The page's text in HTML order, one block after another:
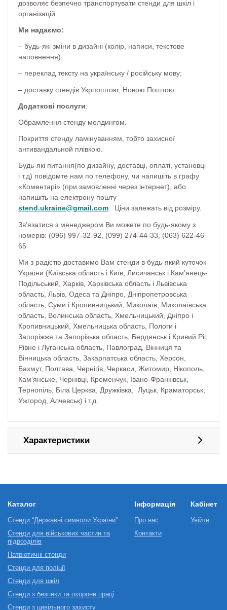
дозволяє безпечно транспортувати стенди для шкіл і
організацій.
Ми надаємо:
– будь-які зміни в дизайні (колір, написи, текстове
наповнення);
– переклад тексту на українську / російську мову;
– доставку стендів Укрпоштою, Новою Поштою.
Додаткові послуги:
Обрамлення стенду молдингом.
Покриття стенду ламінуванням, тобто захисної
антивандальной плівкою.
Будь-які питання(по дизайну, доставці, оплаті, установці
і т.д) повідомте нам по телефону, чи напишіть в графу
«Коментарі» (при замовленні через інтернет), або
напишіть на електрону пошту
stend.ukraine@gmail.com. Ціни залежать від розміру.
Зв’язатися з менеджером Ви можете по будь-якому з
номерів: (096) 997-32-92, (099) 274-44-33, (063) 622-46-
65
Ми з радістю доставимо Вам стенди в будь-який куточок
України (Київська область і Київ, Лисичанськ і Кам’янець-
Подільський, Харків, Харківська область і Львівська
область, Львів, Одеса та Дніпро, Дніпропетровська
область, Суми і Кропивницький, Миколаїв, Миколаївська
область, Волинська область, Хмельницький, Дніпро і
Кропивницький, Хмельницька область, Пологи і
Запоріжжя та Запорізька область, Бердянськ і Кривий Ріг,
Рівне і Луганська область, Павлоград, Вінниця та
Вінницька область, Закарпатська область, Херсон,
Бахмут, Полтава, Чернігів, Черкаси, Житомир, Нікополь,
Кам’янське, Чернівці, Кременчук, Івано-Франківськ,
Тернопіль, Біла Церква, Дружківка, Луцьк, Краматорськ,
Ужгород, Алчевськ) і т.д.
Характеристики
Каталог
Стенди “Державні символи України”
Стенди для військових частин та
підрозділів
Патріотичні стенди
Стенди для поліції
Стенди для шкіл
Стенди з безпеки та охорони праці
Стенди з цивільного захисту
Інформація
Про нас
Контакти
Кабінет
Увійти